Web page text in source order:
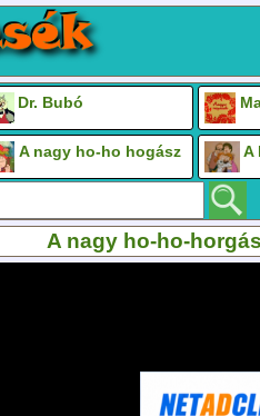
Dr. Bubó
A nagy ho-ho hogász A
A nagy ho-ho-